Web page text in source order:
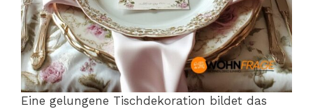
Eine gelungene Tischdekoration bildet das